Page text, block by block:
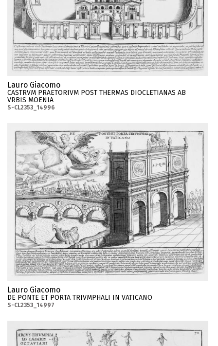
Lauro Giacomo
CASTRVM PRAETORIVM POST THERMAS DIOCLETIANAS AB
VRBIS MOENIA
S-CL2353_14996
Lauro Giacomo
DE PONTE ET PORTA TRIVMPHALI IN VATICANO
S-CL2353_14997